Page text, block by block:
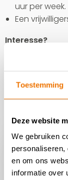
Toestemming
Deze website
We gebruiken
en om ons
informatie over
uur per week.
Een
Interesse?
Wil je meer
komen
winkel via
Ben jij